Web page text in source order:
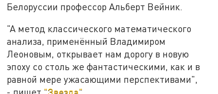
Белоруссии профессор Альберт Вейник.
"А метод классического математического
анализа, применённый Владимиром
Леоновым, открывает нам дорогу в новую
эпоху со столь же фантастическими, как и в
равной мере ужасающими перспективами",